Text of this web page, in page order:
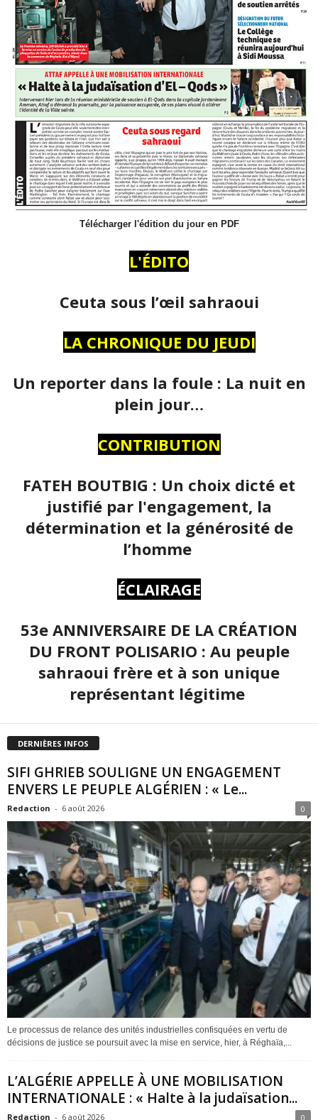
Télécharger l'édition du jour en PDF
L'ÉDITO
Ceuta sous l’œil sahraoui
LA CHRONIQUE DU JEUDI
Un reporter dans la foule : La nuit en
plein jour…
CONTRIBUTION
FATEH BOUTBIG : Un choix dicté et
justifié par l'engagement, la
détermination et la générosité de
l’homme
ÉCLAIRAGE
53e ANNIVERSAIRE DE LA CRÉATION
DU FRONT POLISARIO : Au peuple
sahraoui frère et à son unique
représentant légitime
DERNIÈRES INFOS
SIFI GHRIEB SOULIGNE UN ENGAGEMENT
ENVERS LE PEUPLE ALGÉRIEN : « Le...
Redaction - 6 août 2026 0
Le processus de relance des unités industrielles confisquées en vertu de
décisions de justice se poursuit avec la mise en service, hier, à Réghaïa,...
L’ALGÉRIE APPELLE À UNE MOBILISATION
INTERNATIONALE : « Halte à la judaïsation...
Redaction - 6 août 2026 0